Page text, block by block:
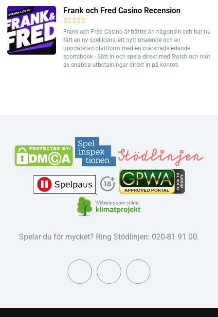
Frank och Fred Casino Recension
Frank och Fred Casino är bättre än någonsin och har nu
fått en ny spellicens, ett nytt utseende och en
uppdaterad plattform med en marknadsledande
sportsbook - Sätt in och spela direkt med Swish och njut
av snabba utbetalningar direkt in på kontot!
Spelar du för mycket? Ring Stödlinjen: 020-81 91 00.